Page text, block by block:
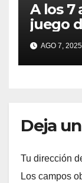
A los 7
juego
idea
AGO 7, 2025
Deja
Tu dirección
Los campos